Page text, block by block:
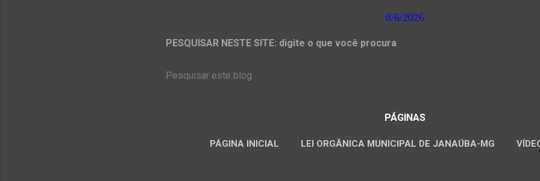
8/6/2026
PESQUISAR NESTE SITE: digite o que você procura
PÁGINAS
PÁGINA INICIAL LEI ORGÂNICA MUNICIPAL DE JANAÚBA-MG